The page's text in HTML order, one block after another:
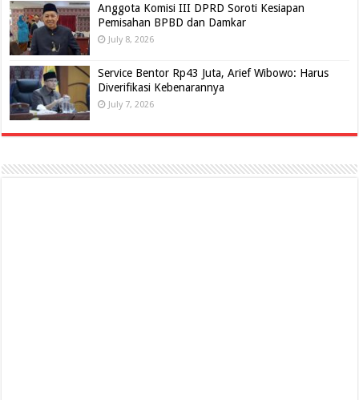
Anggota Komisi III DPRD Soroti Kesiapan
Pemisahan BPBD dan Damkar
July 8, 2026
Service Bentor Rp43 Juta, Arief Wibowo: Harus
Diverifikasi Kebenarannya
July 7, 2026